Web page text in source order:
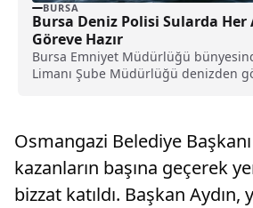
BURSA
Bursa Deniz Polisi Sularda Her
Göreve Hazır
Bursa Emniyet Müdürlüğü
Limanı Şube Müdürlüğü denizden
Osmangazi Belediye
kazanların başına geçerek
bizzat katıldı. Başkan Aydın,